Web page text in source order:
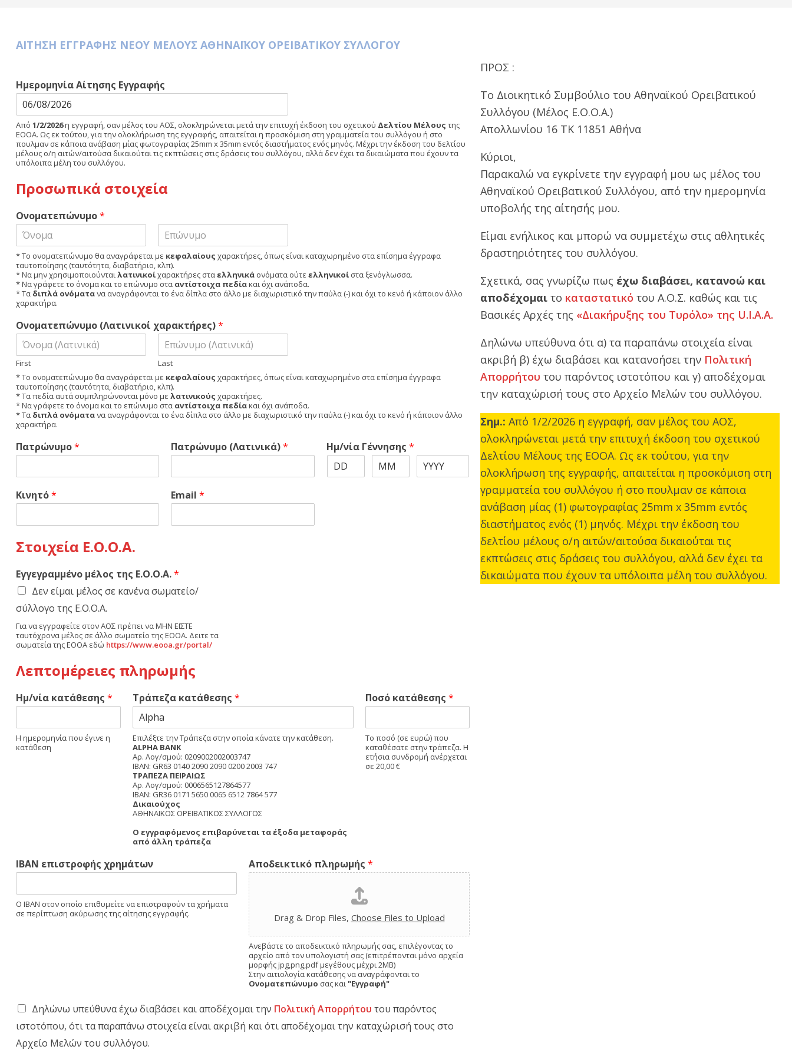
ΑΙΤΗΣΗ ΕΓΓΡΑΦΗΣ ΝΕΟΥ ΜΕΛΟΥΣ ΑΘΗΝΑΪΚΟΥ ΟΡΕΙΒΑΤΙΚΟΥ ΣΥΛΛΟΓΟΥ
Ημερομηνία Αίτησης Εγγραφής
Από 1/2/2026η εγγραφή, σαν μέλος του ΑΟΣ, ολοκληρώνεται μετά την επιτυχή έκδοση του σχετικού Δελτίου Μέλους της
ΕΟΟΑ. Ως εκ τούτου, για την ολοκλήρωση της εγγραφής, απαιτείται η προσκόμιση στη γραμματεία του συλλόγου ή στο
πουλμαν σε κάποια ανάβαση μίας φωτογραφίας 25mm x 35mm εντός διαστήματος ενός μηνός. Μέχρι την έκδοση του δελτίου
μέλους ο/η αιτών/αιτούσα δικαιούται τις εκπτώσεις στις δράσεις του συλλόγου, αλλά δεν έχει τα δικαιώματα που έχουν τα
υπόλοιπα μέλη του συλλόγου.
Προσωπικά στοιχεία
Ονοματεπώνυμο*
F
i
r
s
t
a
s
t
* Το ονοματεπώνυμο θα αναγράφεται με κεφαλαίους χαρακτήρες, όπως είναι καταχωρημένο στα επίσημα έγγραφα
ταυτοποίησης (ταυτότητα, διαβατήριο, κλπ).
* Να μην χρησιμοποιούνταιλατινικοίχαρακτήρες σταελληνικά ονόματα ούτε ελληνικοί στα ξενόγλωσσα.
* Να γράφετε το όνομα και το επώνυμο στα αντίστοιχα πεδίακαι όχι ανάποδα.
* Τα διπλά ονόματανα αναγράφονται το ένα δίπλα στο άλλο με διαχωριστικό την παύλα (-) και όχι το κενό ή κάποιον άλλο
χαρακτήρα.
Ονοματεπώνυμο (Λατινικοί χαρακτήρες)*
First
Last
* Το ονοματεπώνυμο θα αναγράφεται με κεφαλαίους χαρακτήρες, όπως είναι καταχωρημένο στα επίσημα έγγραφα
ταυτοποίησης (ταυτότητα, διαβατήριο, κλπ).
* Τα πεδία αυτά συμπληρώνονται μόνο με λατινικούς χαρακτήρες.
* Να γράφετε το όνομα και το επώνυμο στα αντίστοιχα πεδίακαι όχι ανάποδα.
* Τα διπλά ονόματανα αναγράφονται το ένα δίπλα στο άλλο με διαχωριστικό την παύλα (-) και όχι το κενό ή κάποιον άλλο
χαρακτήρα.
Πατρώνυμο* Πατρώνυμο (Λατινικά)* Ημ/νία Γέννησης *
Κινητό* Email*
Στοιχεία Ε.Ο.Ο.Α.
Εγγεγραμμένο μέλος της Ε.Ο.Ο.Α.*
Δεν είμαι μέλος σε κανένα σωματείο/
σύλλογο της Ε.Ο.Ο.Α.
Για να εγγραφείτε στον ΑΟΣ πρέπει να ΜΗΝ ΕΙΣΤΕ
ταυτόχρονα μέλος σε άλλο σωματείο της ΕΟΟΑ. Δειτε τα
σωματεία της ΕΟΟΑ εδώ https://www.eooa.gr/portal/
Λεπτομέρειες πληρωμής
Ημ/νία κατάθεσης *
Η ημερομηνία που έγινε η
κατάθεση
Τράπεζα κατάθεσης *
Επιλέξτε την Τράπεζα στην οποία κάνατε την κατάθεση.
ALPHA BANK
Αρ. Λογ/σμού: 0209002002003747
IBAN: GR63 0140 2090 2090 0200 2003 747
ΤΡΑΠΕΖΑ ΠΕΙΡΑΙΩΣ
Αρ. Λογ/σμού: 0006565127864577
IBAN: GR36 0171 5650 0065 6512 7864 577
Δικαιούχος
ΑΘΗΝΑΙΚΟΣ ΟΡΕΙΒΑΤΙΚΟΣ ΣΥΛΛΟΓΟΣ
Ο εγγραφόμενος επιβαρύνεται τα έξοδα μεταφοράς
από άλλη τράπεζα
Ποσό κατάθεσης *
Το ποσό (σε ευρώ) που
καταθέσατε στην τράπεζα. Η
ετήσια συνδρομή ανέρχεται
σε 20,00 €
IBAN επιστροφής χρημάτων
Ο IBAN στον οποίο επιθυμείτε να επιστραφούν τα χρήματα
σε περίπτωση ακύρωσης της αίτησης εγγραφής.
Αποδεικτικό πληρωμής *
Drag & Drop Files, Choose Files to Upload
Ανεβάστε το αποδεικτικό πληρωμής σας, επιλέγοντας το
αρχείο από τον υπολογιστή σας (επιτρέπονται μόνο αρχεία
μορφής jpg,png,pdf μεγέθους μέχρι 2ΜΒ)
Στην αιτιολογία κατάθεσης να αναγράφονται το
Ονοματεπώνυμο σας και "Εγγραφή"
Α
ο
δ
Δηλώνω υπεύθυνα έχω διαβάσει και αποδέχομαι την Πολιτική Απορρήτου του παρόντος
ιστοτόπου, ότι τα παραπάνω στοιχεία είναι ακριβή και ότι αποδέχομαι την καταχώρισή τους στο
Αρχείο Μελών του συλλόγου.
ΠΡΟΣ :
Το Διοικητικό Συμβούλιο του Αθηναϊκού Ορειβατικού
Συλλόγου (Μέλος Ε.Ο.Ο.Α.)
Απολλωνίου 16 ΤΚ 11851 Αθήνα
Κύριοι,
Παρακαλώ να εγκρίνετε την εγγραφή μου ως μέλος του
Αθηναϊκού Ορειβατικού Συλλόγου, από την ημερομηνία
υποβολής της αίτησής μου.
Είμαι ενήλικος και μπορώ να συμμετέχω στις αθλητικές
δραστηριότητες του συλλόγου.
Σχετικά, σας γνωρίζω πως έχω διαβάσει, κατανοώ και
αποδέχομαι το καταστατικό του Α.Ο.Σ. καθώς και τις
Βασικές Αρχές της «Διακήρυξης του Τυρόλο» της U.I.A.A.
Δηλώνω υπεύθυνα ότι α) τα παραπάνω στοιχεία είναι
ακριβή β) έχω διαβάσει και κατανοήσει την Πολιτική
Απορρήτου του παρόντος ιστοτόπου και γ) αποδέχομαι
την καταχώρισή τους στο Αρχείο Μελών του συλλόγου.
Σημ.: Από 1/2/2026 η εγγραφή, σαν μέλος του ΑΟΣ,
ολοκληρώνεται μετά την επιτυχή έκδοση του σχετικού
Δελτίου Μέλους της ΕΟΟΑ. Ως εκ τούτου, για την
ολοκλήρωση της εγγραφής, απαιτείται η προσκόμιση στη
γραμματεία του συλλόγου ή στο πουλμαν σε κάποια
ανάβαση μίας (1) φωτογραφίας 25mm x 35mm εντός
διαστήματος ενός (1) μηνός. Μέχρι την έκδοση του
δελτίου μέλους ο/η αιτών/αιτούσα δικαιούται τις
εκπτώσεις στις δράσεις του συλλόγου, αλλά δεν έχει τα
δικαιώματα που έχουν τα υπόλοιπα μέλη του συλλόγου.